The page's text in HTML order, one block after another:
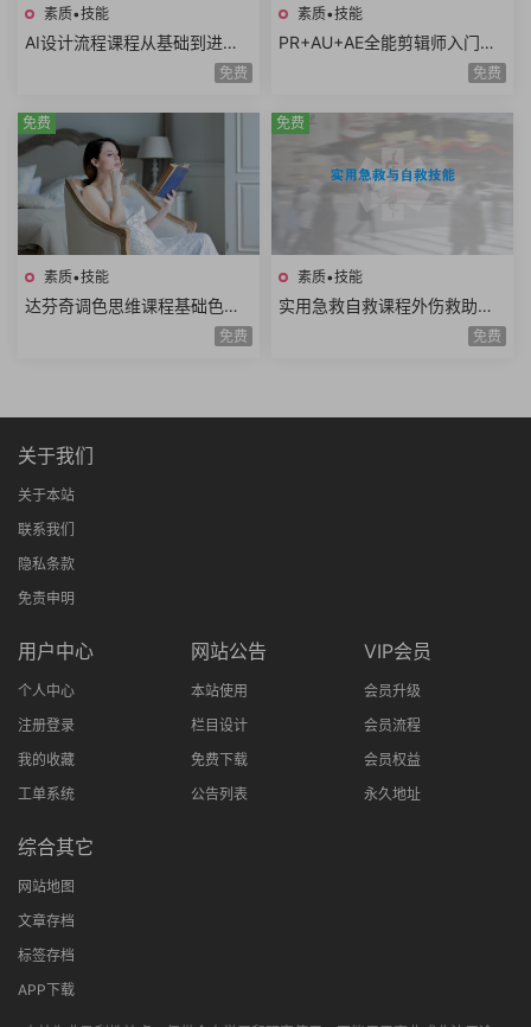
素质•技能
AI设计流程课程从基础到进阶A
I工具使用自动化流程AI出图案
免费
素质•技能
PR+AU+AE全能剪辑师入门课
程视频剪辑音频处理特效制作
免费
素质•技能
达芬奇调色思维课程基础色彩
理论高级实战技巧模仿大师风
免费
免费
素质•技能
实用急救自救课程外伤救助家
庭护理复苏急救骨伤救助重病
免费
免费
关于我们
关于本站
联系我们
隐私条款
免责申明
用户中心
个人中心
注册登录
我的收藏
工单系统
网站公告
本站使用
栏目设计
免费下载
公告列表
VIP会员
会员升级
会员流程
会员权益
永久地址
综合其它
网站地图
文章存档
标签存档
APP下载